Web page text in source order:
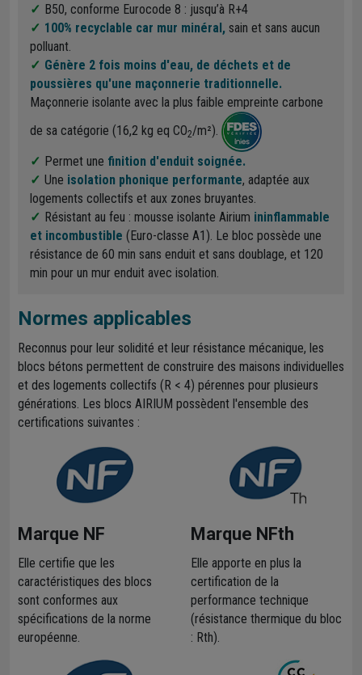
B50, conforme Eurocode 8 : jusqu’à R+4
100% recyclable car mur minéral, sain et sans aucun
polluant.
Génère 2 fois moins d'eau, de déchets et de
poussières qu'une maçonnerie traditionnelle.
Maçonnerie isolante avec la plus faible empreinte carbone
de sa catégorie (16,2 kg eq CO2/m²).
Permet une finition d'enduit soignée.
Une isolation phonique performante, adaptée aux
logements collectifs et aux zones bruyantes.
Résistant au feu : mousse isolante Airium ininflammable
et incombustible (Euro-classe A1). Le bloc possède une
résistance de 60 min sans enduit et sans doublage, et 120
min pour un mur enduit avec isolation.
Normes applicables
Reconnus pour leur solidité et leur résistance mécanique, les
blocs bétons permettent de construire des maisons individuelles
et des logements collectifs (R < 4) pérennes pour plusieurs
générations. Les blocs AIRIUM possèdent l'ensemble des
certifications suivantes :
Marque NF
Elle certifie que les
caractéristiques des blocs
sont conformes aux
spécifications de la norme
européenne.
Marque NFth
Elle apporte en plus la
certification de la
performance technique
(résistance thermique du bloc
: Rth).